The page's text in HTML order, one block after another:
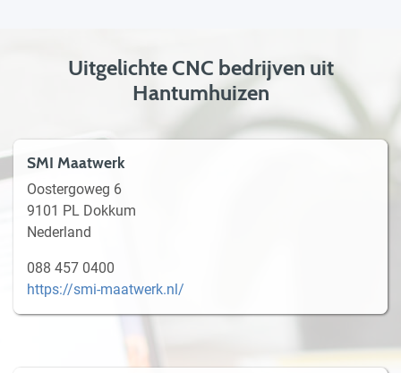
Uitgelichte CNC bedrijven uit
Hantumhuizen
SMI Maatwerk
Oostergoweg 6
9101 PL Dokkum
Nederland
088 457 0400
https://smi-maatwerk.nl/